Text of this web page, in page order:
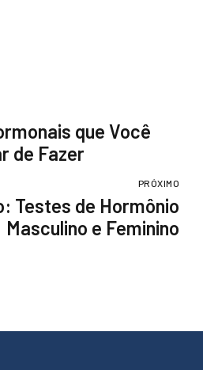
que Você
de Fazer
PRÓXIMO
Testes de Hormônio
Masculino e Feminino